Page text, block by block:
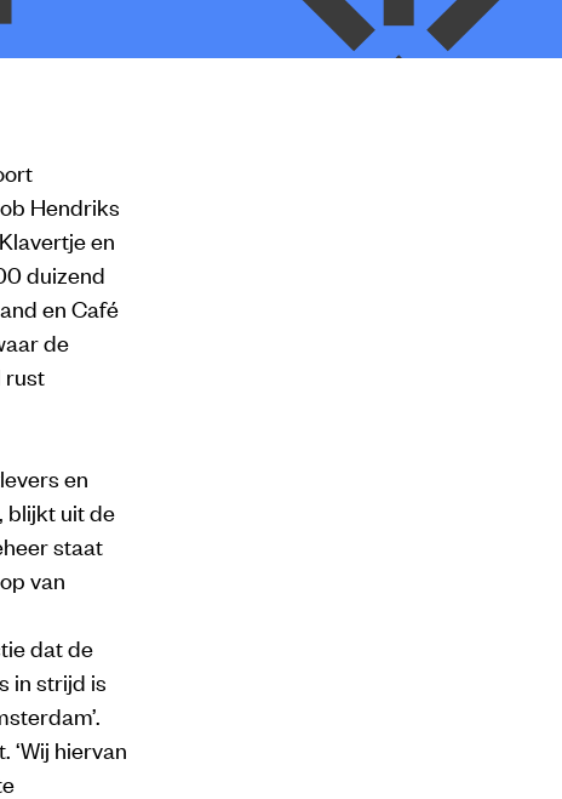
Hendriks
en
duizend
en Café
de
rust
en
blijkt uit de
staat
van
dat de
in strijd is
hiervan